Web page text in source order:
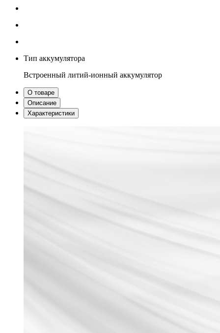
Тип аккумулятора
Встроенный литий-ионный аккумулятор
О товаре
Описание
Характеристики